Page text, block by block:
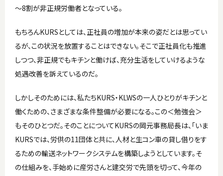
～8割が非正規労働者となっている。
もちろんKURSとしては、正社員の増加が本来の姿だとは思ってい
るが、この状況を放置することはできない。そこで正社員化も推進
しつつ、非正規でもキチンと働けば、充分生活をしていけるような
処遇改善を訴えているのだ。
しかしそのためには、私たちKURS・KLWSの一人ひとりがキチンと
働くための、さまざまな条件整備が必要になる。この＜勉強会＞
もそのひとつだ。そのことについてKURSの岡元事務局長は、「いま
KURSでは、労供の11団体と共に、人材と生コン車の貸し借りをす
るための輸送ネットワークシステムを構築しようとしています。そ
の仕組みを、手始めに産労さんと建交労で先頭を切って、今年の